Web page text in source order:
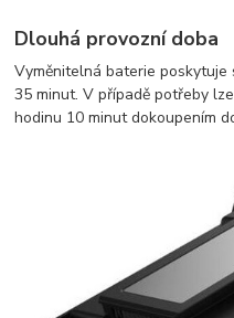
Dlouhá provozní doba
Vyměnitelná baterie
35 minut. V případě potřeby
hodinu 10 minut dokoupením